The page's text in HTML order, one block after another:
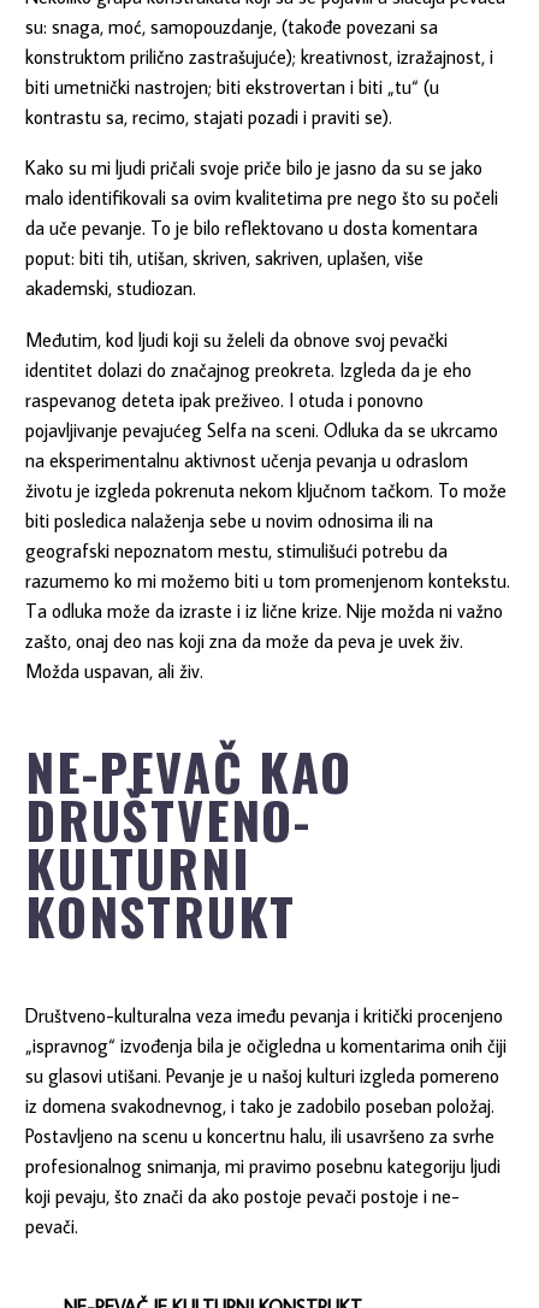
su: snaga, moć, samopouzdanje, (takođe povezani sa
konstruktom prilično zastrašujuće); kreativnost, izražajnost, i
biti umetnički nastrojen; biti ekstrovertan i biti „tu“ (u
kontrastu sa, recimo, stajati pozadi i praviti se).
Kako su mi ljudi pričali svoje priče bilo je jasno da su se jako
malo identifikovali sa ovim kvalitetima pre nego što su počeli
da uče pevanje. To je bilo reflektovano u dosta komentara
poput: biti tih, utišan, skriven, sakriven, uplašen, više
akademski, studiozan.
Međutim, kod ljudi koji su želeli da obnove svoj pevački
identitet dolazi do značajnog preokreta. Izgleda da je eho
raspevanog deteta ipak preživeo. I otuda i ponovno
pojavljivanje pevajućeg Selfa na sceni. Odluka da se ukrcamo
na eksperimentalnu aktivnost učenja pevanja u odraslom
životu je izgleda pokrenuta nekom ključnom tačkom. To može
biti posledica nalaženja sebe u novim odnosima ili na
geografski nepoznatom mestu, stimulišući potrebu da
razumemo ko mi možemo biti u tom promenjenom kontekstu.
Ta odluka može da izraste i iz lične krize. Nije možda ni važno
zašto, onaj deo nas koji zna da može da peva je uvek živ.
Možda uspavan, ali živ.
NE-PEVAČ KAO
DRUŠTVENO-
KULTURNI
KONSTRUKT
Društveno-kulturalna veza imeđu pevanja i kritički procenjeno
„ispravnog“ izvođenja bila je očigledna u komentarima onih čiji
su glasovi utišani. Pevanje je u našoj kulturi izgleda pomereno
iz domena svakodnevnog, i tako je zadobilo poseban položaj.
Postavljeno na scenu u koncertnu halu, ili usavršeno za svrhe
profesionalnog snimanja, mi pravimo posebnu kategoriju ljudi
koji pevaju, što znači da ako postoje pevači postoje i ne-
pevači.